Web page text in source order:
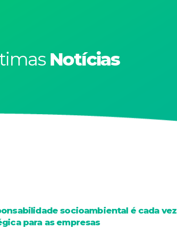
Notícias
socioambiental é cada vez
para as empresas